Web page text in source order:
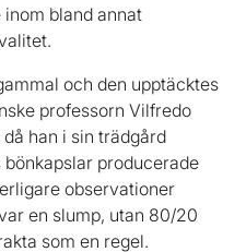
bland annat
och den upptäcktes
professorn Vilfredo
han i sin trädgård
producerade
observationer
en slump, utan 80/20
som en regel.